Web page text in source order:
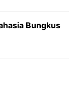
Bungkus